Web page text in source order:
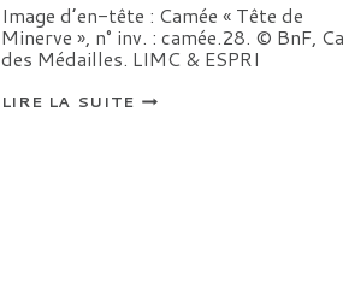
Image d’en-tête : Camée « Tête de
Minerve », n° inv. : camée.28. © BnF,
des Médailles. LIMC & ESPRI
LIRE LA SUITEHISTOIRE
DES